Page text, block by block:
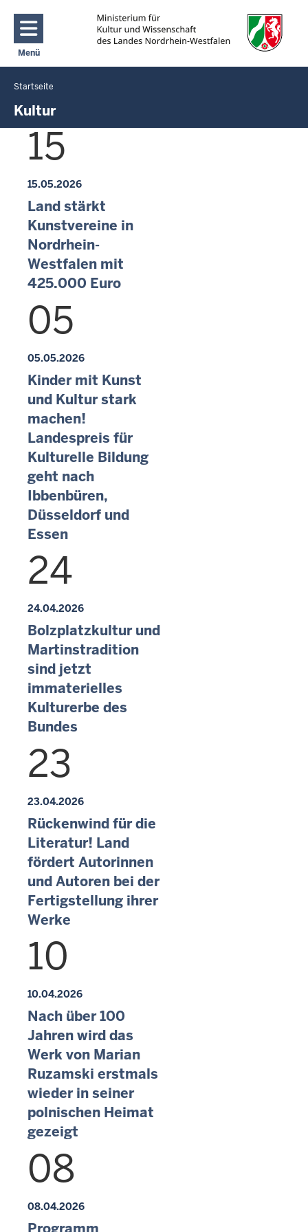
Direkt zum Inhalt
Menü
Navigation aktivieren/deaktivieren: Main Menu
Sie
befinden
hier
Startseite
Kultur
15
15.05.2026
Land stärkt
Kunstvereine in
Nordrhein-
Westfalen mit
425.000 Euro
05
05.05.2026
Kinder mit Kunst
und Kultur stark
machen!
Landespreis für
Kulturelle Bildung
geht nach
Ibbenbüren,
Düsseldorf und
Essen
24
24.04.2026
Bolzplatzkultur und
Martinstradition
sind jetzt
immaterielles
Kulturerbe des
Bundes
23
23.04.2026
Rückenwind für die
Literatur! Land
fördert Autorinnen
und Autoren bei der
Fertigstellung ihrer
Werke
10
10.04.2026
Nach über 100
Jahren wird das
Werk von Marian
Ruzamski erstmals
wieder in seiner
polnischen Heimat
gezeigt
08
08.04.2026
Programm